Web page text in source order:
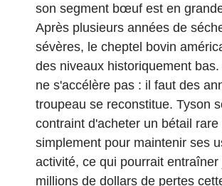
son segment bœuf est en
Après plusieurs années de
sévères, le cheptel bovin
des niveaux historiquement
ne s'accélère pas : il faut des
troupeau se reconstitue. Tyson
contraint d'acheter un bétail
simplement pour maintenir ses
activité, ce qui pourrait entraîner
millions de dollars de pertes